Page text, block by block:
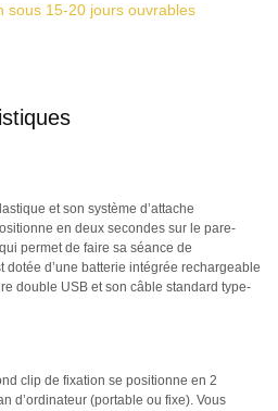
4 à 7 jours
minimale de 10 jours consécutifs
les bienfaits. Si vous n’êtes pas
pouvez demander un
les frais de retour postaux si
suivant votre achat.
est déconseillé pour toutes
sous 15-20 jours ouvrables
et son système d’attache
en deux secondes sur le pare-
permet de faire sa séance de
dotée d’une batterie intégrée rechargeable
double USB et son câble standard type-
clip de fixation se positionne en 2
d’ordinateur (portable ou fixe). Vous